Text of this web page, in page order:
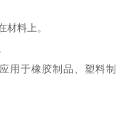
材料上。
用于橡胶制品、塑料制